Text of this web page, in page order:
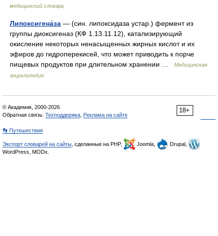
медицинский словарь
Липоксигена́за — (син. липоксидаза устар.) фермент из
группы диоксигеназ (КФ 1.13.11.12), катализирующий
окисление некоторых ненасыщенных жирных кислот и их
эфиров до гидроперекисей, что может приводить к порче
пищевых продуктов при длительном хранении …
Медицинская
энциклопедия
18+
© Академик, 2000-2026
Обратная связь: Техподдержка Реклама на сайте
👣 Путешествия
Экспорт словарей на сайты , сделанные на PHP, Joomla,
Drupal,
WordPress, MODx.